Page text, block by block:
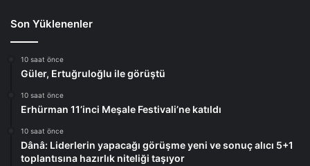
Son Yüklenenler
10 saat önce
Güler, Ertuğruloğlu ile görüştü
10 saat önce
Erhürman 11’inci Meşale Festivali’ne katıldı
10 saat önce
Dânâ: Liderlerin yapacağı görüşme yeni ve sonuç alıcı 5+1
toplantısına hazırlık niteliği taşıyor